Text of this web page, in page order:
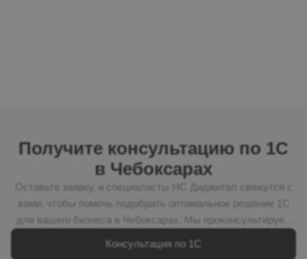
Получите консультацию по 1С
в Чебоксарах
Оставьте заявку, и специалисты НС Диджитал свяжутся с
вами, чтобы помочь подобрать оптимальное решение 1С
для вашего бизнеса в Чебоксарах. Мы проконсультируем
лицензию, рассчитаем стоимость внедрения и предложим
Консультация по 1С